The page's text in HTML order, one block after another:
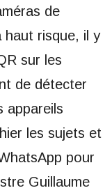
de
haut risque, il y
sur les
de détecter
appareils
les sujets et
pour
Guillaume